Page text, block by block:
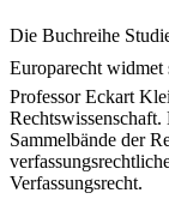
Die Buchreihe
Europarecht
Professor Eckart
Sammelbände der
Verfassungsrecht.